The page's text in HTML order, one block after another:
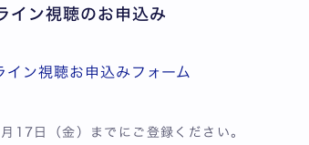
イン視聴のお申込み
イン視聴お申込みフォーム
17日（金）までにご登録ください。